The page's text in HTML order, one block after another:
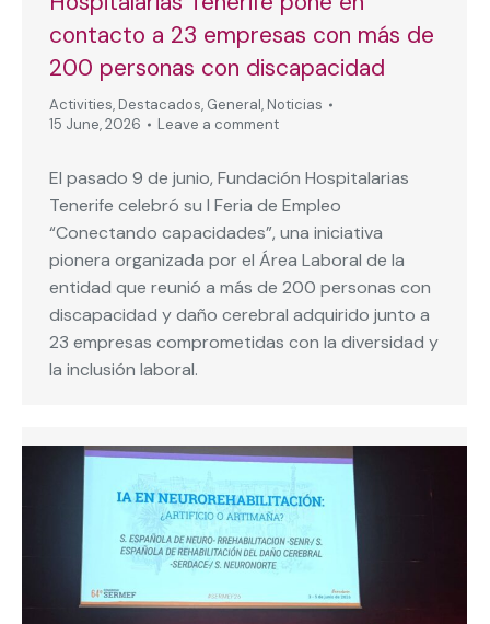
contacto a 23 empresas con más de
200 personas con discapacidad
Activities, Destacados, General, Noticias
15 June, 2026
Leave a comment
El pasado 9 de junio, Fundación Hospitalarias
Tenerife celebró su I Feria de Empleo
“Conectando capacidades”, una iniciativa
pionera organizada por el Área Laboral de la
entidad que reunió a más de 200 personas con
discapacidad y daño cerebral adquirido junto a
23 empresas comprometidas con la diversidad y
la inclusión laboral.